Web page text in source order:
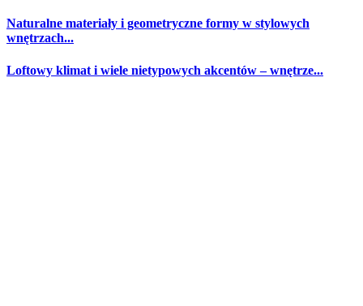
Naturalne materiały i geometryczne formy w stylowych
wnętrzach...
Loftowy klimat i wiele nietypowych akcentów – wnętrze...